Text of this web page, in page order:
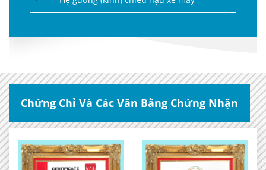
Chứng Chỉ Và Các Văn Bằng Chứng Nhận